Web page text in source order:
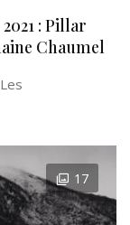
: Pillar
Chaumel
17